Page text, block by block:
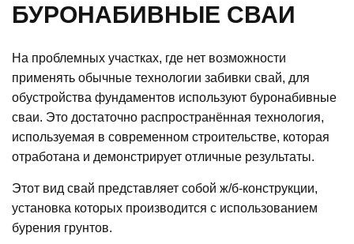
БУРОНАБИВНЫЕ СВАИ
На проблемных участках, где нет возможности
применять обычные технологии забивки свай, для
обустройства фундаментов используют буронабивные
сваи. Это достаточно распространённая технология,
используемая в современном строительстве, которая
отработана и демонстрирует отличные результаты.
Этот вид свай представляет собой ж/б-конструкции,
установка которых производится с использованием
бурения грунтов.